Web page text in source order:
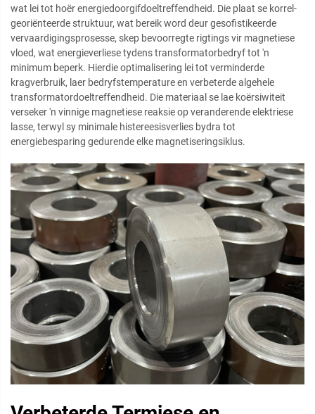
wat lei tot hoër energiedoorgifdoeltreffendheid. Die plaat se korrel-
georiënteerde struktuur, wat bereik word deur gesofistikeerde
vervaardigingsprosesse, skep bevoorregte rigtings vir magnetiese
vloed, wat energieverliese tydens transformatorbedryf tot 'n
minimum beperk. Hierdie optimalisering lei tot verminderde
kragverbruik, laer bedryfstemperature en verbeterde algehele
transformatordoeltreffendheid. Die materiaal se lae koërsiwiteit
verseker 'n vinnige magnetiese reaksie op veranderende elektriese
lasse, terwyl sy minimale histereesisverlies bydra tot
energiebesparing gedurende elke magnetiseringsiklus.